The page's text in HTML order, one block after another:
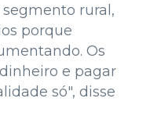
rural,
porque
Os
e pagar
só", disse